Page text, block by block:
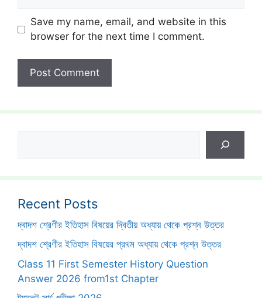
Save my name, email, and website in this
browser for the next time I comment.
Recent Posts
দ্বাদশ শ্রেণীর ইতিহাস বিষয়ের দ্বিতীয় অধ্যায় থেকে প্রশ্ন উত্তর
দ্বাদশ শ্রেণীর ইতিহাস বিষয়ের প্রথম অধ্যায় থেকে প্রশ্ন উত্তর
Class 11 First Semester History Question
Answer 2026 from1st Chapter